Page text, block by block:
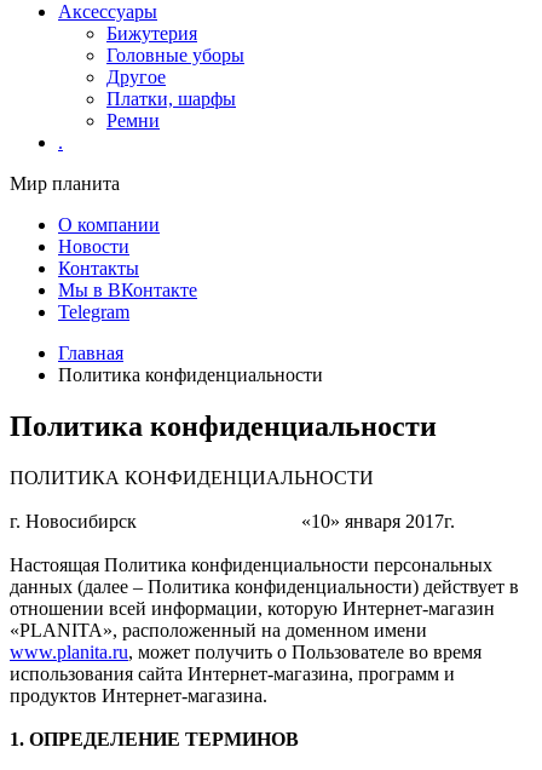
Аксессуары
Бижутерия
Головные уборы
Другое
Платки, шарфы
Ремни
.
Мир планита
О компании
Новости
Контакты
Мы в ВКонтакте
Telegram
Главная
Политика конфиденциальности
Политика конфиденциальности
ПОЛИТИКА КОНФИДЕНЦИАЛЬНОСТИ
г. Новосибирск «10» января 2017г.
Настоящая Политика конфиденциальности персональных
данных (далее – Политика конфиденциальности) действует в
отношении всей информации, которую Интернет-магазин
«PLANITA», расположенный на доменном имени
www.planita.ru, может получить о Пользователе во время
использования сайта Интернет-магазина, программ и
продуктов Интернет-магазина.
1. ОПРЕДЕЛЕНИЕ ТЕРМИНОВ